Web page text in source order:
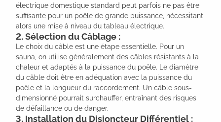
électrique domestique standard peut parfois ne pas être
suffisante pour un poêle de grande puissance, nécessitant
alors une mise à niveau du tableau électrique.
2. Sélection du Câblage :
Le choix du câble est une étape essentielle. Pour un
sauna, on utilise généralement des câbles résistants à la
chaleur et adaptés à la puissance du poêle. Le diamètre
du câble doit être en adéquation avec la puissance du
poêle et la longueur du raccordement. Un câble sous-
dimensionné pourrait surchauffer, entraînant des risques
de défaillance ou de danger.
3. Installation du Disjoncteur Différentiel :